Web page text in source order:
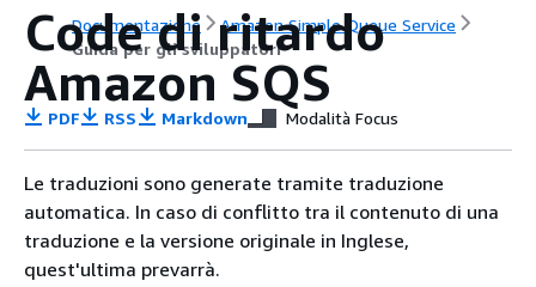
Documentazione
Amazon Simple Queue Service
Guida per gli sviluppatori
Code di ritardo
Amazon SQS
PDF RSS Markdown Modalità Focus
Le traduzioni sono generate tramite traduzione
automatica. In caso di conflitto tra il contenuto di una
traduzione e la versione originale in Inglese,
quest'ultima prevarrà.